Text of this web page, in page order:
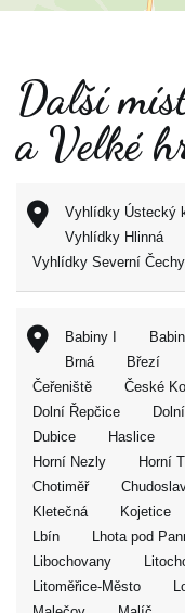
Další
a Velké
Vyhlídky Ústecký
Vyhlídky Hlinná
Vyhlídky Severní Čechy
Babiny I
Brná
Březí
Čeřeniště
České
Dolní Řepčice
Dubice
Haslice
Horní Nezly
Horní
Chotiměř
Kletečná
Kojetice
Lbín
Lhota pod
Libochovany
Litoměřice-Město